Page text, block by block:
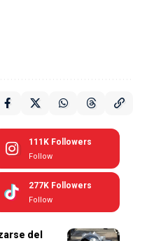
111K Followers
Follow
277K Followers
Follow
del